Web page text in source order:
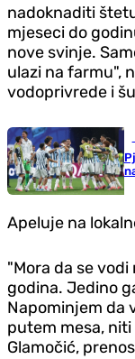
nadoknaditi
mjeseci do
nove svinje.
ulazi na farmu",
vodoprivrede i
Apeluje na
"Mora da se
godina. Jedino
Napominjem da
putem mesa,
Glamočić,